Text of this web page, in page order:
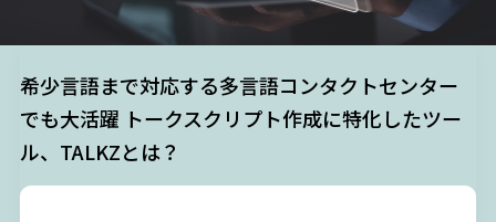
希少言語まで対応する多言語コンタクトセンター
でも大活躍 トークスクリプト作成に特化したツー
ル、TALKZとは？